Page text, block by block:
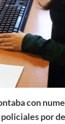
con
por